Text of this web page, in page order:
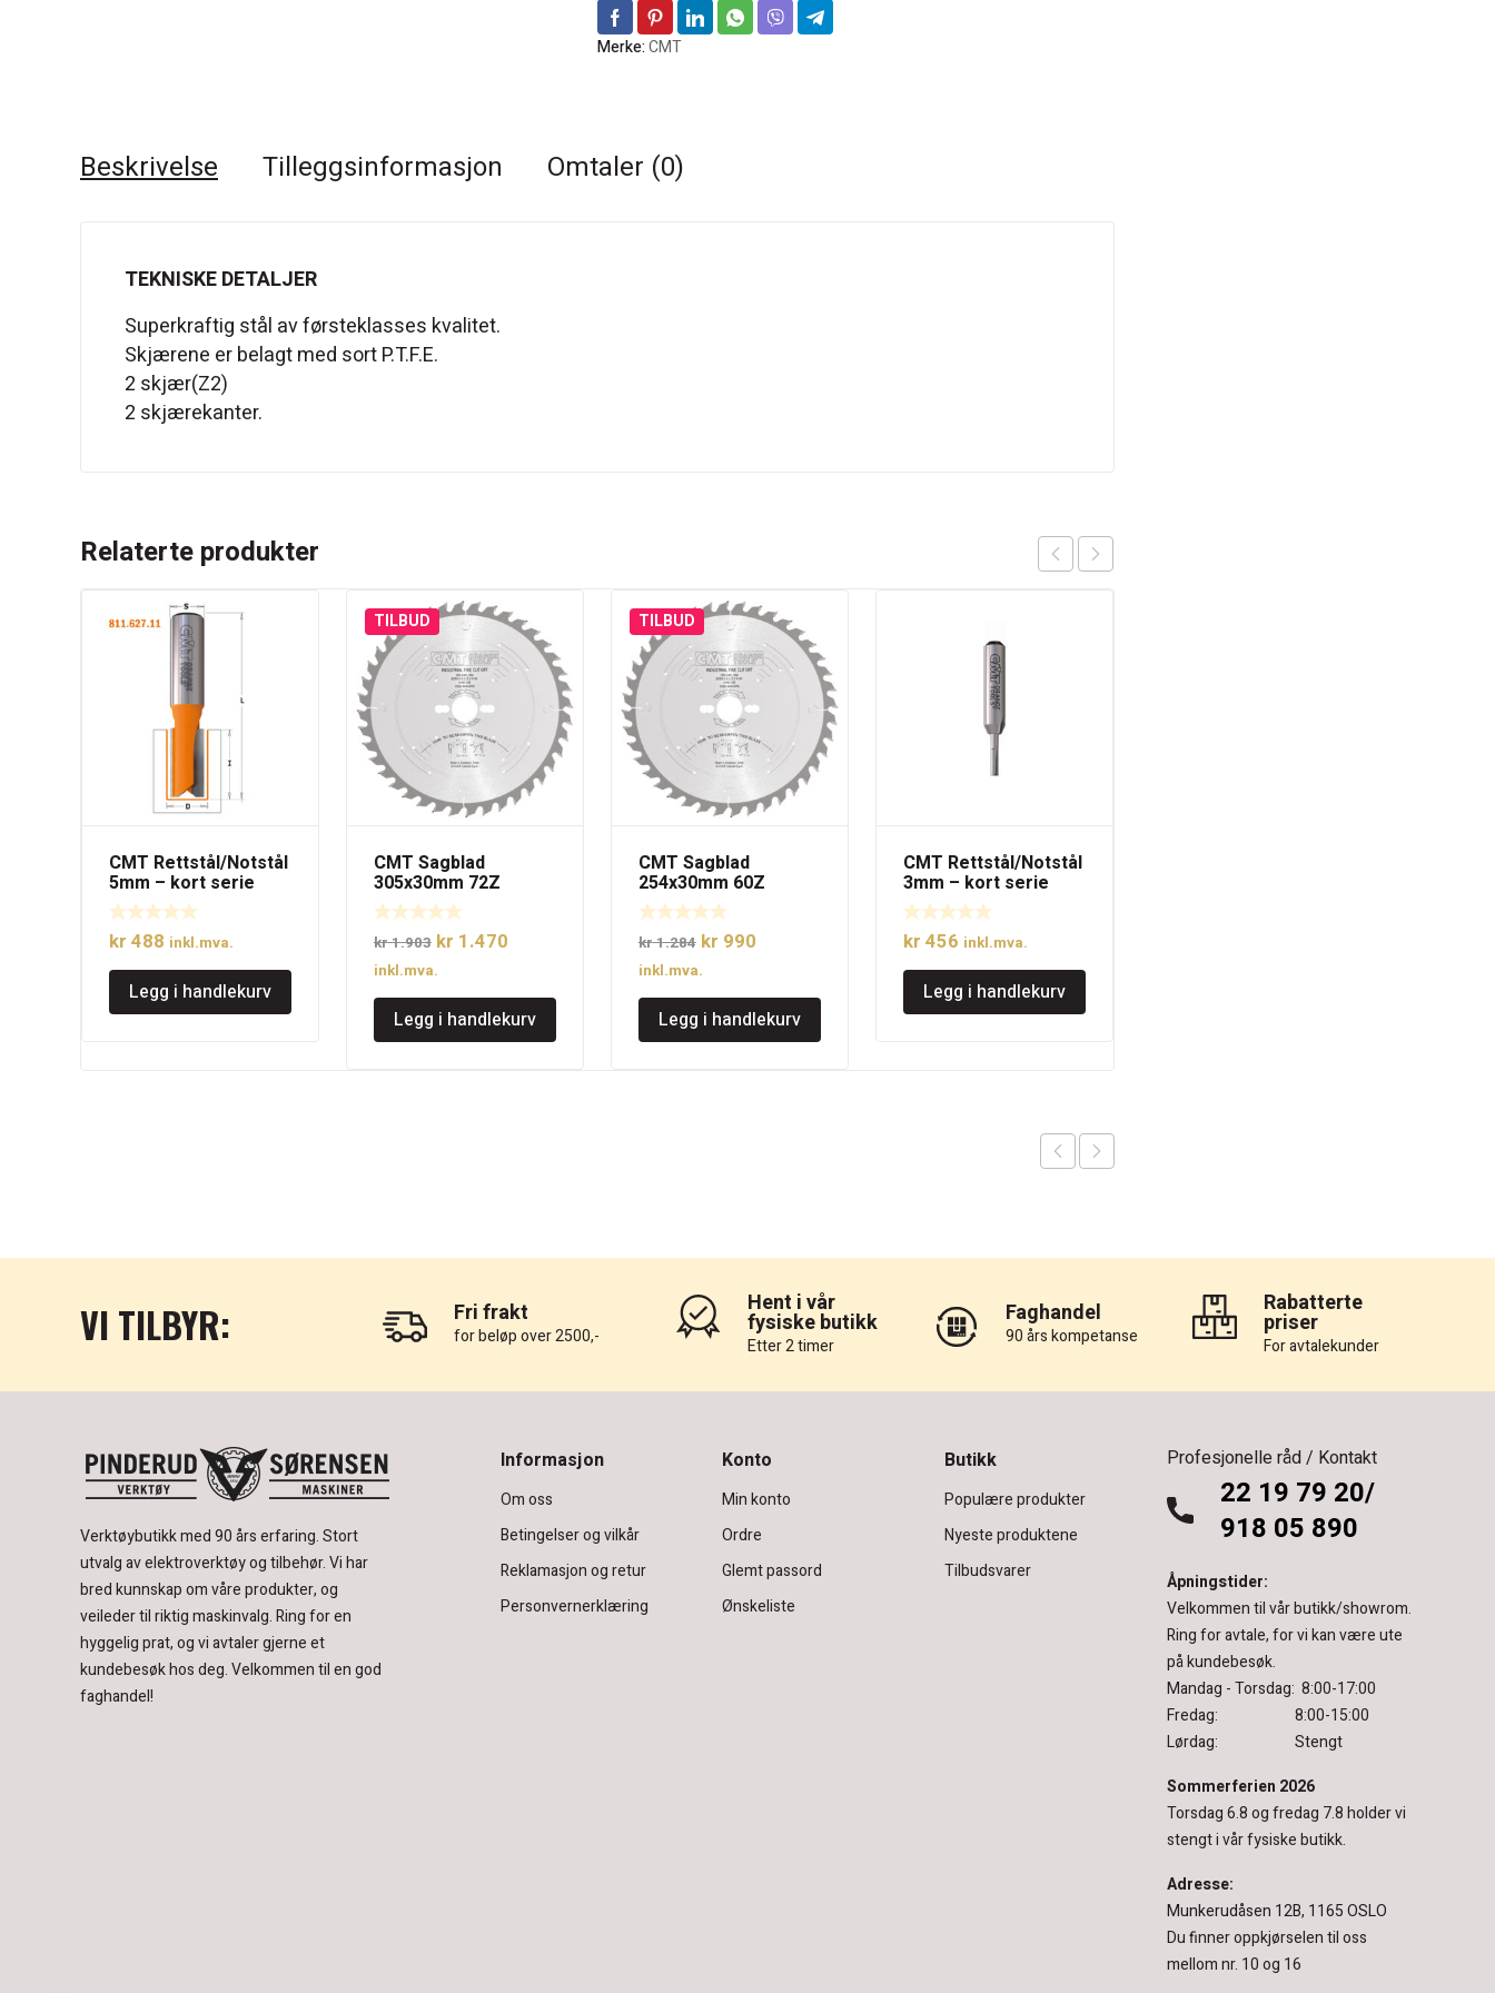
Merke:CMT
Beskrivelse Tilleggsinformasjon Omtaler (0)
TEKNISKE DETALJER
Superkraftig stål av førsteklasses kvalitet.
Skjærene er belagt med sort P.T.F.E.
2 skjær(Z2)
2 skjærekanter.
Relaterte produkter
CMT Rettstål/Notstål
5mm – kort serie
kr 488 inkl.mva.
Legg i handlekurv
TILBUD
CMT Sagblad
305x30mm 72Z
kr1.903 Opprinnelig
pris
var:
kr 1.903.
kr 1.470Nåværende
er:
kr 1.470.
inkl.mva.
Legg i handlekurv
TILBUD
CMT Sagblad
254x30mm 60Z
kr1.284 Opprinnelig
pris
var:
kr 1.284.
kr 990Nåværende
er:
kr 990.
inkl.mva.
Legg i handlekurv
CMT Rettstål/Notstål
3mm – kort serie
kr 456 inkl.mva.
Legg i handlekurv
VI TILBYR: Fri frakt
for beløp over 2500,-
Hent i vår
fysiske butikk
Etter 2 timer
Faghandel
90 års kompetanse
Rabatterte
priser
For avtalekunder
Verktøybutikk med 90 års erfaring.Stort
utvalg av elektroverktøy og tilbehør.Vi har
bred kunnskap om våre produkter, og
veileder til riktig maskinvalg. Ring for en
hyggelig prat, og vi avtaler gjerne et
kundebesøk hos deg.Velkommen til en god
faghandel!
Informasjon
Om oss
Betingelser og vilkår
Reklamasjon og retur
Personvernerklæring
Konto
Min konto
Ordre
Glemt passord
Ønskeliste
Butikk
Populære produkter
Nyeste produktene
Tilbudsvarer
Profesjonelle råd / Kontakt
22 19 79 20/
918 05 890
Åpningstider:
Velkommen til vår butikk/showrom.
Ring for avtale, for vi kan være ute
på kundebesøk.
Mandag - Torsdag: 8:00-17:00
Fredag: 8:00-15:00
Lørdag: Stengt
Sommerferien 2026
Torsdag 6.8 og fredag 7.8 holder vi
stengt i vår fysiske butikk.
Adresse:
Munkerudåsen 12B, 1165 OSLO
Du finner oppkjørselen til oss
mellom nr. 10 og 16